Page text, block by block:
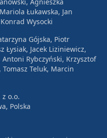
Łukawska, Jan
Wysocki
Gójska, Piotr
Łysiak, Jacek Liziniewicz,
Rybczyński, Krzysztof
Tomasz Teluk, Marcin
z o.o.
Polska